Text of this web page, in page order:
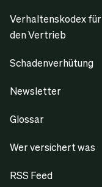
Verhaltenskodex für
den Vertrieb
Schadenverhütung
Newsletter
Glossar
Wer versichert was
RSS Feed